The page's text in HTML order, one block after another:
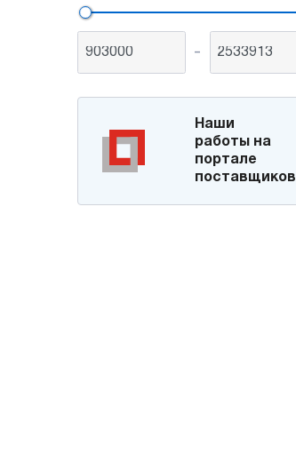
-
Наши
работы на
портале
поставщиков